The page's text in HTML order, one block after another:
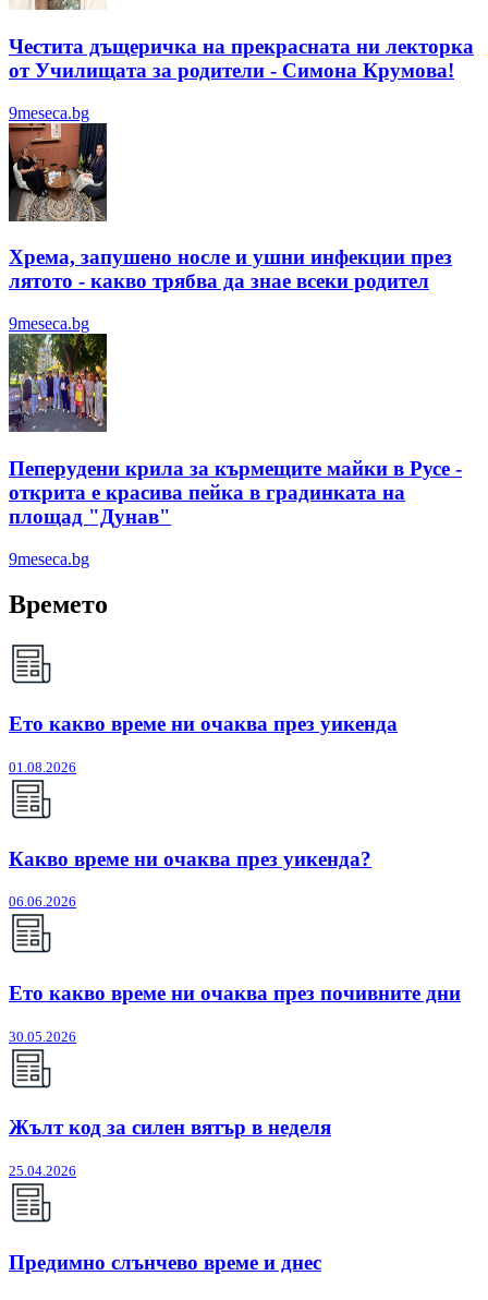
Честита дъщеричка на прекрасната ни лекторка
от Училищата за родители - Симона Крумова!
9meseca.bg
Хрема, запушено носле и ушни инфекции през
лятотo - какво трябва да знае всеки родител
9meseca.bg
Пеперудени крила за кърмещите майки в Русе -
открита е красива пейка в градинката на
площад "Дунав"
9meseca.bg
Времето
Ето какво време ни очаква през уикенда
01.08.2026
Какво време ни очаква през уикенда?
06.06.2026
Ето какво време ни очаква през почивните дни
30.05.2026
Жълт код за силен вятър в неделя
25.04.2026
Предимно слънчево време и днес